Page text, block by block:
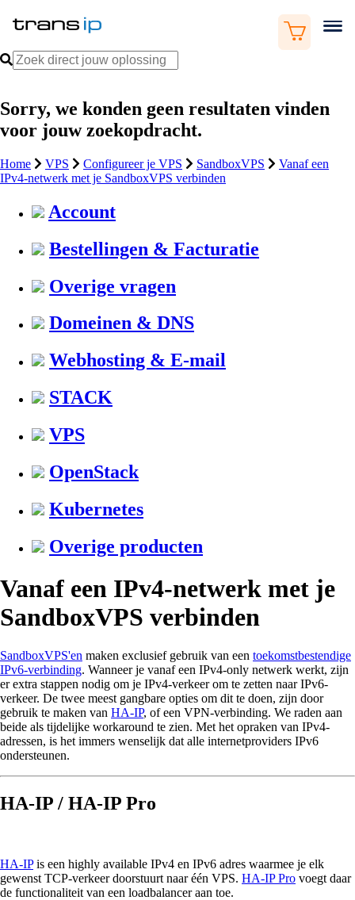
Sorry, we konden geen resultaten vinden
voor jouw zoekopdracht.
Home VPS Configureer je VPS SandboxVPS
Vanaf een
IPv4-netwerk met je SandboxVPS verbinden
Account
Bestellingen & Facturatie
Overige vragen
Domeinen & DNS
Webhosting & E-mail
STACK
VPS
OpenStack
Kubernetes
Overige producten
Vanaf een IPv4-netwerk met je
SandboxVPS verbinden
SandboxVPS'en maken exclusief gebruik van een toekomstbestendige
IPv6-verbinding. Wanneer je vanaf een IPv4-only netwerk werkt, zijn
er extra stappen nodig om je IPv4-verkeer om te zetten naar IPv6-
verkeer. De twee meest gangbare opties om dit te doen, zijn door
gebruik te maken van HA-IP, of een VPN-verbinding. We raden aan
beide als tijdelijke workaround te zien. Met het opraken van IPv4-
adressen, is het immers wenselijk dat alle internetproviders IPv6
ondersteunen.
HA-IP / HA-IP Pro
HA-IPis een highly available IPv4 en IPv6 adres waarmee je elk
gewenst TCP-verkeer doorstuurt naar één VPS. HA-IP Pro voegt daar
de functionaliteit van een loadbalancer aan toe.